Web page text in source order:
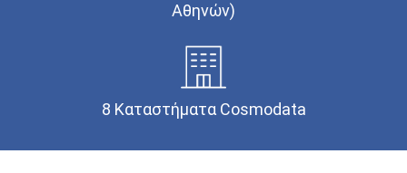
Αθηνών)
8 Καταστήματα Cosmodata